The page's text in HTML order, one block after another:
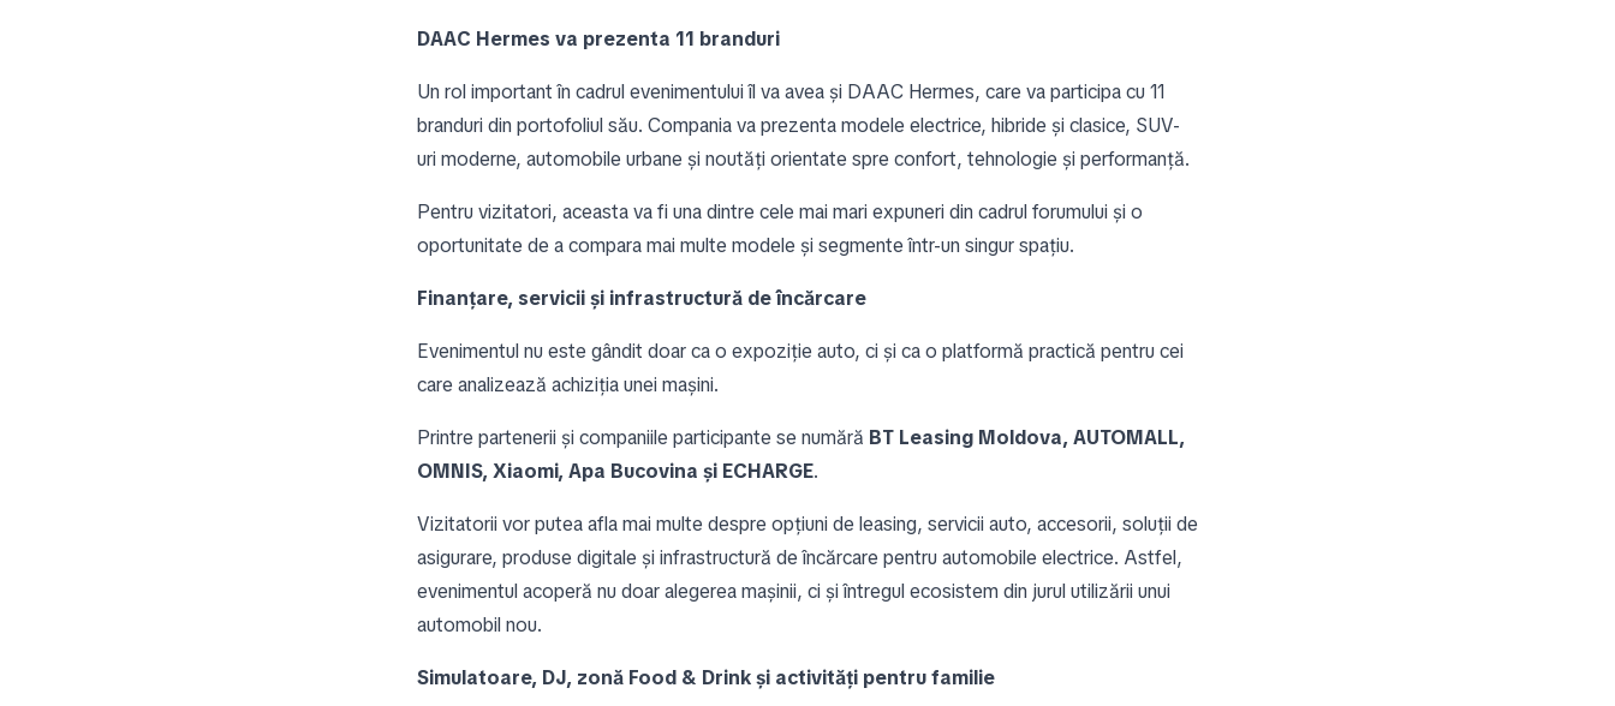
DAAC Hermes va prezenta 11 branduri
Un rol important în cadrul evenimentului îl va avea și DAAC Hermes, care va participa cu 11
branduri din portofoliul său. Compania va prezenta modele electrice, hibride și clasice, SUV-
uri moderne, automobile urbane și noutăți orientate spre confort, tehnologie și performanță.
Pentru vizitatori, aceasta va fi una dintre cele mai mari expuneri din cadrul forumului și o
oportunitate de a compara mai multe modele și segmente într-un singur spațiu.
Finanțare, servicii și infrastructură de încărcare
Evenimentul nu este gândit doar ca o expoziție auto, ci și ca o platformă practică pentru cei
care analizează achiziția unei mașini.
Printre partenerii și companiile participante se numără BT Leasing Moldova, AUTOMALL,
OMNIS, Xiaomi, Apa Bucovina și ECHARGE.
Vizitatorii vor putea afla mai multe despre opțiuni de leasing, servicii auto, accesorii, soluții de
asigurare, produse digitale și infrastructură de încărcare pentru automobile electrice. Astfel,
evenimentul acoperă nu doar alegerea mașinii, ci și întregul ecosistem din jurul utilizării unui
automobil nou.
Simulatoare, DJ, zonă Food & Drink și activități pentru familie